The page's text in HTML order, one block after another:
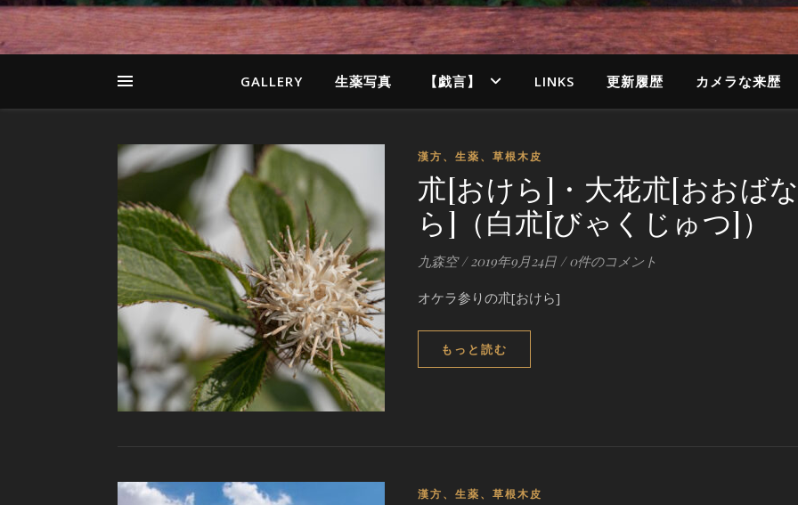
GALLERY 生薬写真 【戯言】 LINKS 更新履歴 カメラな来歴
漢方、生薬、草根木皮
朮[おけら]・大花朮[おおば
ら]（白朮[びゃくじゅつ]）
九森空 / 2019年9月24日 / 0件のコメント
オケラ参りの朮[おけら]
もっと読む
漢方、生薬、草根木皮